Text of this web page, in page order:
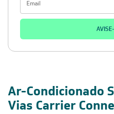
Ar-Condicionado
Vias Carrier